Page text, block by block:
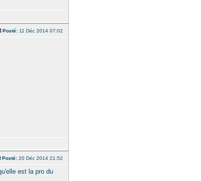
Posté: 11 Déc 2014 07:02
Posté: 20 Déc 2014 21:52
est la pro du